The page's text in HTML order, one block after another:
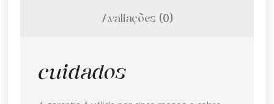
Avaliações (0)
cuidados